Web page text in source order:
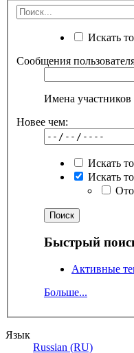
Искать
Сообщения
Имена участников
Новее чем:
Искать
Искать
Быстрый
Активные
Больше...
Язык
Russian (RU)